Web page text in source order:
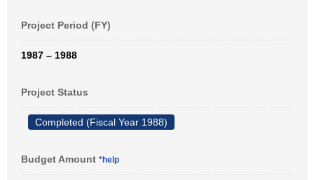
Project Period (FY)
1987 – 1988
Project Status
Completed (Fiscal Year 1988)
Budget Amount *help